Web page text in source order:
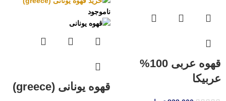
قهوه عربی 100%
عربیکا
ناموجود
قهوه یونانی (greece)